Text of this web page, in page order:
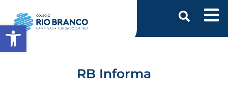
RB Informa
Abrir a barra de ferramentas